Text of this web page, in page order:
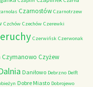
Czarnostów Czarnotrzew
Czchów Czechów Czerewki
Czerwińsk Czerwonak
Czymanowo Czyżew
Daniłowo Debrzno Delft
Dobre Miasto Dobrojewo